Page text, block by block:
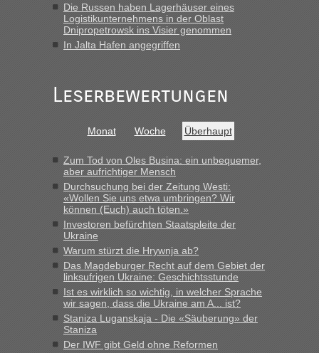
Berichte und Reisetipps • Re: An welchem
Grenzübergang zwischen Polen und der Ukraine geht es am
schnellsten?
schnell da auch Passagiere mit EU-Pass dabei waren“
Berichte und Reisetipps • Re: An welchem
Grenzübergang zwischen Polen und der Ukraine geht es am
„Bin am Montag 15.6.26 um 8 Uhr in Urgyniw ausgereist,
das erste Mal an einem Montagmorgen ca. 15 Fahrzeuge
vor mir, bin sonst der Erste oder Zweite, egal, nach ca 20
Minuten wurde dann die nächste Welle...“
Berichte und Reisetipps • Re: An welchem
Grenzübergang zwischen Polen und der Ukraine geht es am
schnellsten?
„Derzeit, ist es überall sehr voll an den Grenzen Ukraine/
Polen. Zb. Krakovets 100 PKW ca. 10 h Wartezeit. Wollen
Montag rüber, versuchen es sehr früh.“
Die Russen haben Lagerhäuser eines
Logistikunternehmens in der Oblast
Dnipropetrowsk ins Visier genommen
In Jalta Hafen angegriffen
Leserbewertungen
Monat Woche Überhaupt
Zum Tod von Oles Busina: ein unbequemer,
aber aufrichtiger Mensch
Durchsuchung bei der Zeitung Westi:
«Wollen Sie uns etwa umbringen? Wir
können (Euch) auch töten.»
Investoren befürchten Staatspleite der
Ukraine
Warum stürzt die Hrywnja ab?
Das Magdeburger Recht auf dem Gebiet der
linksufrigen Ukraine: Geschichtsstunde
Ist es wirklich so wichtig, in welcher Sprache
wir sagen, dass die Ukraine am A... ist?
Staniza Luganskaja - Die «Säuberung» der
Staniza
Der IWF gibt Geld ohne Reformen